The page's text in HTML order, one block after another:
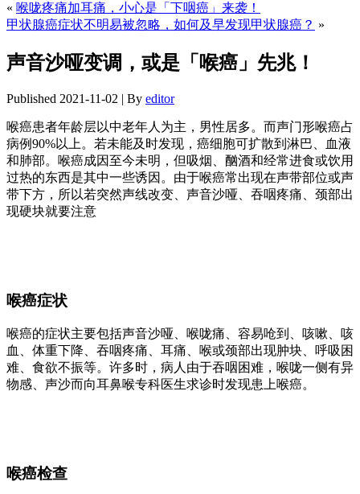
« 喉咙疼痛加耳痛，小心是「下咽癌」来袭！
甲状腺癌症状不明易被忽略，如何及早发现甲状腺癌？ »
声音沙哑变调，或是「喉癌」先兆！
Published 2021-11-02 | By editor
喉癌患者年龄层以中老年人为主，男性居多。而声门形喉癌占
病例90%以上。若未能及时发现，癌细胞可扩散到淋巴、血液
和肺部。喉癌成因至今未明，但吸烟、酗酒和经常进食或饮用
过热的东西是其中一些诱因。由于喉癌常出现在声带部位或声
带下方，所以若突然声线改变、声音沙哑、吞咽疼痛、颈部出
现硬块就要注意
喉癌症状
喉癌的症状主要包括声音沙哑、喉咙痛、容易呛到、咳嗽、咳
血、体重下降、吞咽疼痛、耳痛、喉或颈部出现肿块、呼吸困
难、食欲不振等。许多时，病人由于吞咽困难，喉咙一侧有异
物感、声沙而向耳鼻喉专科医生求诊时发现患上喉癌。
喉癌检查